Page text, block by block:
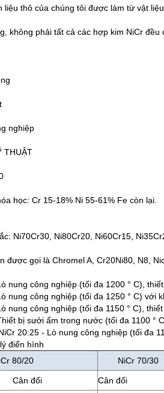
liệu thô của chúng tôi được làm từ vật
không phải tất cả các hợp kim NiCr
nghiệp
THUẬT
học: Cr 15-18% Ni 55-61% Fe còn lại.
Ni70Cr30, Ni80Cr20, Ni60Cr15,
được gọi là Chromel A, Cr20Ni80, N8,
nung công nghiệp (tối đa 1200 ° C),
nung công nghiệp (tối đa 1250 ° C) với
nung công nghiệp (tối đa 1150 ° C),
bị sưởi ấm trong nước (tối đa 1100 °
20:25 - Lò nung công nghiệp (tối đa
điển hình
80/20 NiCr 70/30
Cân đối Cân đối